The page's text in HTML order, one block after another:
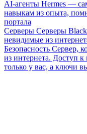
AI-агенты Hermes —
навыкам из опыта,
портала
Серверы Серверы
невидимые из
Безопасность Сервер,
из интернета. Доступ
только у вас, а ключи